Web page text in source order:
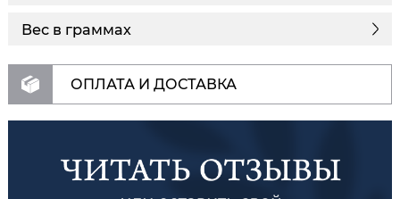
Вес в граммах
ОПЛАТА И ДОСТАВКА